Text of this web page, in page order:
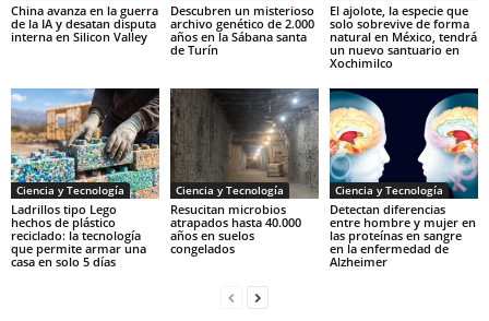
China avanza en la guerra
de la IA y desatan disputa
interna en Silicon Valley
Descubren un misterioso
archivo genético de 2.000
años en la Sábana santa
de Turín
El ajolote, la especie que
solo sobrevive de forma
natural en México, tendrá
un nuevo santuario en
Xochimilco
Ciencia y Tecnología
Ladrillos tipo Lego
hechos de plástico
reciclado: la tecnología
que permite armar una
casa en solo 5 días
Ciencia y Tecnología
Resucitan microbios
atrapados hasta 40.000
años en suelos
congelados
Ciencia y Tecnología
Detectan diferencias
entre hombre y mujer en
las proteínas en sangre
en la enfermedad de
Alzheimer